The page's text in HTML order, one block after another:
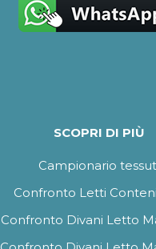
SCOPRI DI PIÙ
Campionario
Confronto Letti
Confronto Divani Letto